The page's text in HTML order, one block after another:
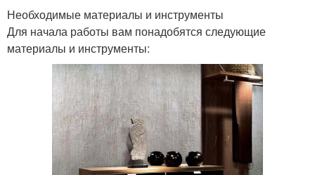
Необходимые материалы и инструменты
Для начала работы вам понадобятся следующие
материалы и инструменты: